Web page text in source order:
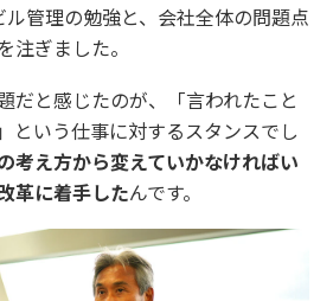
管理の勉強と、会社全体の問題点
注ぎました。
だと感じたのが、「言われたこと
という仕事に対するスタンスでし
考え方から変えていかなければい
革に着手したんです。